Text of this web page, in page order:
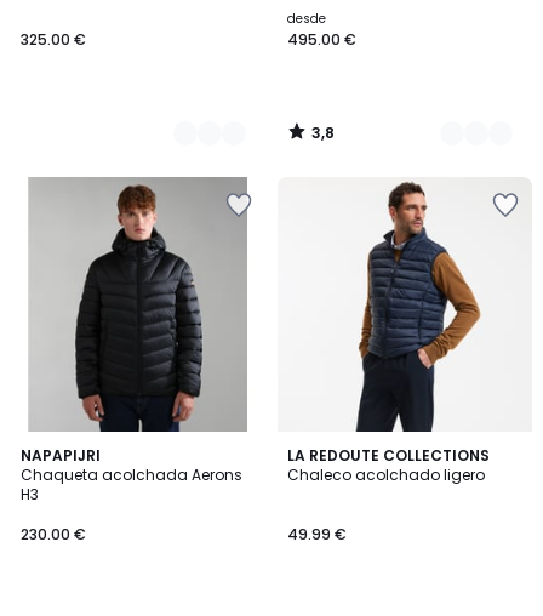
325.00 €
desde
495.00 €
3,8
/
NAPAPIJRI
Chaqueta acolchada Aerons
H3
230.00 €
4
/
5
LA REDOUTE COLLECTIONS
Chaleco acolchado ligero
49.99 €
4,7
/ 5